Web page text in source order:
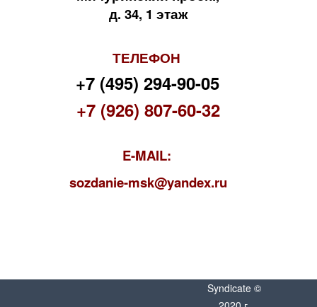
д. 34, 1 этаж
ТЕЛЕФОН
+7 (495) 294-90-05
+7 (926) 807-60-32
E-MAIL:
sozdanie-msk@yandex.ru
Syndicate ©